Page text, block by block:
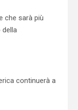
che sarà più
della
continuerà a